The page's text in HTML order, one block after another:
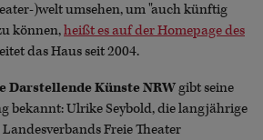
)welt umsehen, um "auch künftig
können,heißt es auf der Homepage des
das Haus seit 2004.
Darstellende Künste NRWgibt seine
bekannt: Ulrike Seybold, die langjährige
Freie Theater